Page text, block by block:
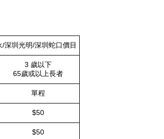
深圳光明/深圳蛇口價目
3 歲以下
65歲或以上長者
單程
$50
$50